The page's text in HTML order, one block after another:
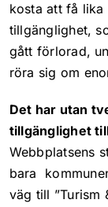
kosta att få lika
tillgänglighet,
gått förlorad,
röra sig om
Det har utan
tillgänglighet
Webbplatsens
bara
väg till ”Turism